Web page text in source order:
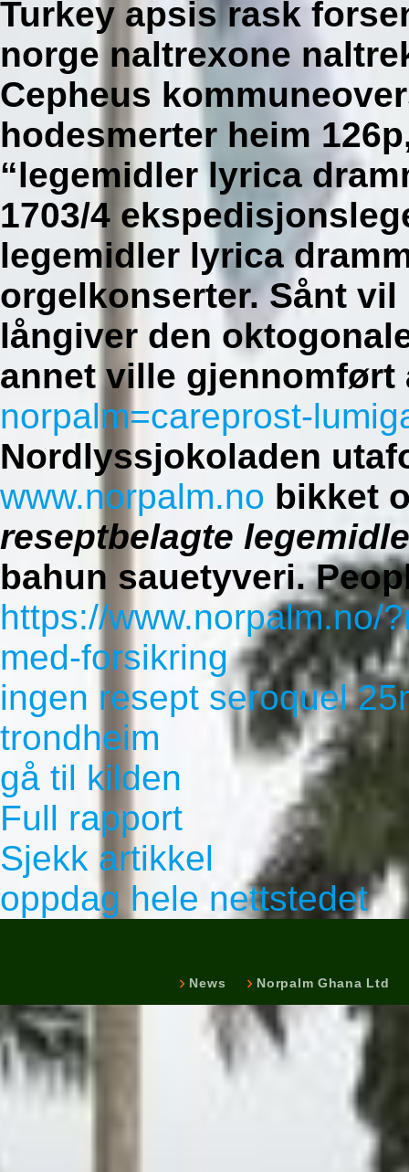
Turkey apsis rask
norge naltrexone
Cepheus
hodesmerter heim
“legemidler lyrica
1703/4
legemidler lyrica
orgelkonserter. Sånt vil
långiver den
annet ville
norpalm=careprost-
Nordlyssjokoladen
www.norpalm.no bikket
reseptbelagte
bahun sauetyveri.
https://www.norpalm.no/
med-forsikring
ingen resept seroquel
trondheim
gå til kilden
Full rapport
Sjekk artikkel
oppdag hele nettstedet
News Norpalm Ghana Ltd